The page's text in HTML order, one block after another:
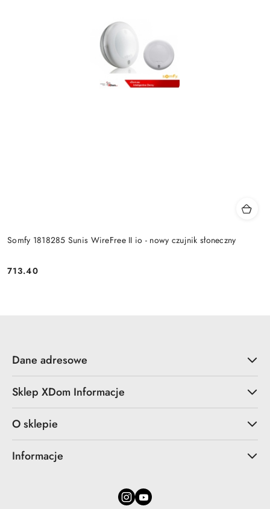
Somfy 1818285 Sunis WireFree II io - nowy czujnik słoneczny
Cena:
713.40
Dane adresowe
Sklep XDom Informacje
O sklepie
Informacje